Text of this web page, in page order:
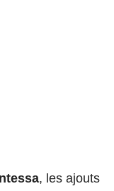
, les ajouts